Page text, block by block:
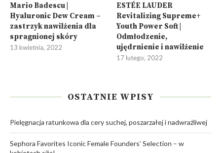
Mario Badescu |
Hyaluronic Dew Cream –
zastrzyk nawilżenia dla
spragnionej skóry
13 kwietnia, 2022
ESTÉE LAUDER
Revitalizing Supreme+
Youth Power Soft |
Odmłodzenie,
ujędrnienie i nawilżenie
17 lutego, 2022
OSTATNIE WPISY
Pielęgnacja ratunkowa dla cery suchej, poszarzałej i nadwrażliwej
Sephora Favorites Iconic Female Founders’ Selection – w